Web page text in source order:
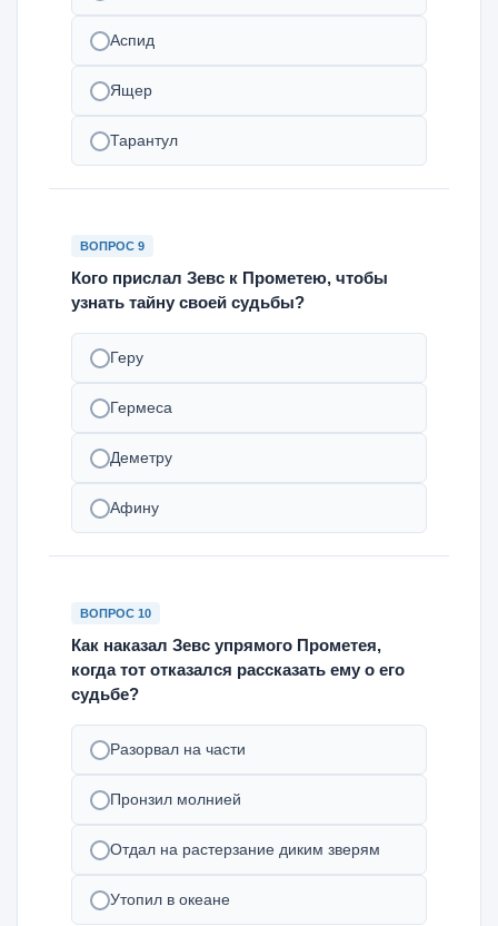
Аспид
Ящер
Тарантул
ВОПРОС 9
Кого прислал Зевс к Прометею, чтобы
узнать тайну своей судьбы?
Геру
Гермеса
Деметру
Афину
ВОПРОС 10
Как наказал Зевс упрямого Прометея,
когда тот отказался рассказать ему о его
судьбе?
Разорвал на части
Пронзил молнией
Отдал на растерзание диким зверям
Утопил в океане